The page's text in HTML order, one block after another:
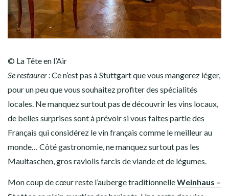
© La Tête en l’Air
Se restaurer :Ce n’est pas à Stuttgart que vous mangerez léger,
pour un peu que vous souhaitez profiter des spécialités
locales. Ne manquez surtout pas de découvrir les vins locaux,
de belles surprises sont à prévoir si vous faites partie des
Français qui considérez le vin français comme le meilleur au
monde… Côté gastronomie, ne manquez surtout pas les
Maultaschen, gros raviolis farcis de viande et de légumes.
Mon coup de cœur reste l’auberge traditionnelleWeinhaus –